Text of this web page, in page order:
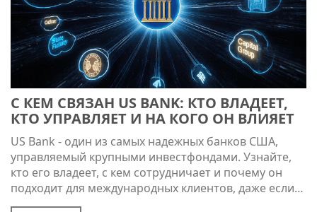
С КЕМ СВЯЗАН US BANK: КТО ВЛАДЕЕТ,
КТО УПРАВЛЯЕТ И НА КОГО ОН ВЛИЯЕТ
US Bank - один из самых надежных банков США,
управляемый крупными инвестфондами. Узнайте,
кто его владеет, с кем сотрудничает и почему он
подходит для международных клиентов, даже если
вы живете в России.